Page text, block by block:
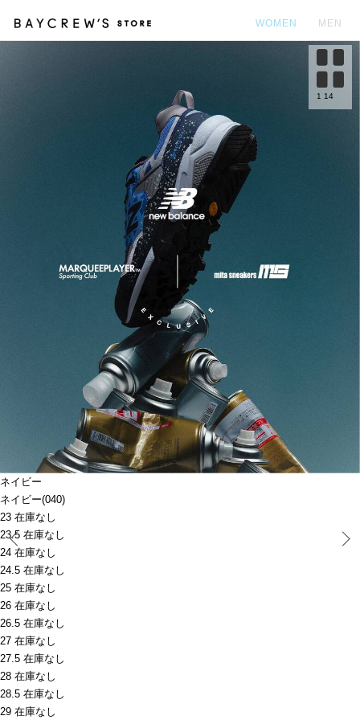
WOMEN MEN
ネイビー
ネイビー(040)
23 在庫なし
23.5 在庫なし
24 在庫なし
24.5 在庫なし
25 在庫なし
26 在庫なし
26.5 在庫なし
27 在庫なし
27.5 在庫なし
28 在庫なし
28.5 在庫なし
29 在庫なし
Prev
1 14